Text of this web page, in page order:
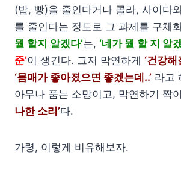
(밥, 빵)을 줄인다거나 콜라, 사이다
를 줄인다는 정도로 그 과제를 구체
뭘 할지 알겠다’는, ‘네가 뭘 할 지 알
준’이 생긴다. 그저 막연하게 ‘건강해
‘몸매가 좋아졌으면 좋겠는데..’ 라고
아무나 품는 소망이고, 막연하기 짝
나한 소리’다.
가령, 이렇게 비유해보자.